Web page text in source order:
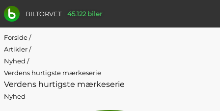
BILTORVET 45.122 biler
Forside/
Artikler/
Nyhed /
Verdens hurtigste mærkeserie
Verdens hurtigste mærkeserie
Nyhed